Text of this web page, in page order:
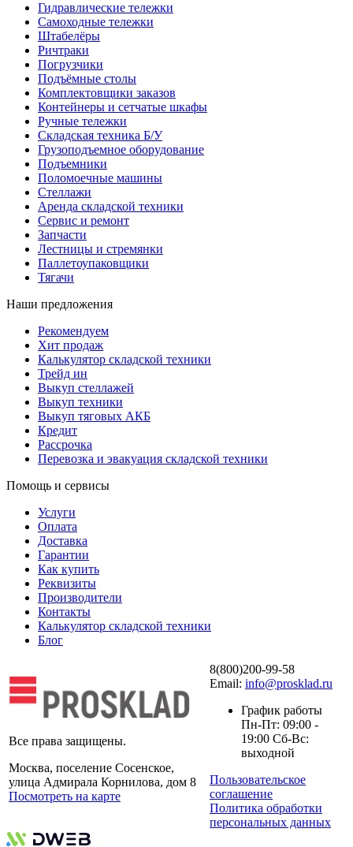
Гидравлические тележки
Самоходные тележки
Штабелёры
Ричтраки
Погрузчики
Подъёмные столы
Комплектовщики заказов
Контейнеры и сетчатые шкафы
Ручные тележки
Складская техника Б/У
Грузоподъемное оборудование
Подъемники
Поломоечные машины
Стеллажи
Аренда складской техники
Сервис и ремонт
Запчасти
Лестницы и стремянки
Паллетоупаковщики
Тягачи
Наши предложения
Рекомендуем
Хит продаж
Калькулятор складской техники
Трейд ин
Выкуп стеллажей
Выкуп техники
Выкуп тяговых АКБ
Кредит
Рассрочка
Перевозка и эвакуация складской техники
Помощь и сервисы
Услуги
Оплата
Доставка
Гарантии
Как купить
Реквизиты
Производители
Контакты
Калькулятор складской техники
Блог
Все права защищены.
Москва, поселение Сосенское,
улица Адмирала Корнилова, дом 8
Посмотреть на карте
8(800)200-99-58
Email: info@prosklad.ru
График работы
Пн-Пт: 09:00 -
19:00 Сб-Вс:
выходной
Пользовательское
соглашение
Политика обработки
персональных данных